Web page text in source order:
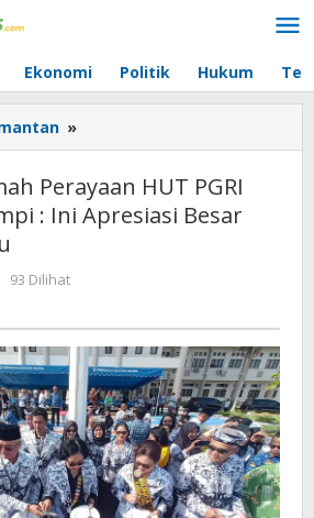
Ekonomi Politik Hukum
»
Tuan
Perayaan
HUT
:
Ini
Apresiasi
Besar
Untuk
Malinau
Perayaan HUT PGRI
: Ini Apresiasi Besar
93 Dilihat